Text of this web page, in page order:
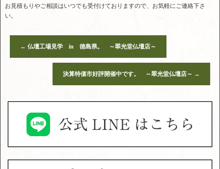
お見積もりやご相談はいつでも受付けておりますので、お気軽にご連絡下さ
い。
← 仏壇工場見学 in 徳島県。 ～翠光堂仏壇店～
決算特価市好評開催中です。 ～翠光堂仏壇店～ →